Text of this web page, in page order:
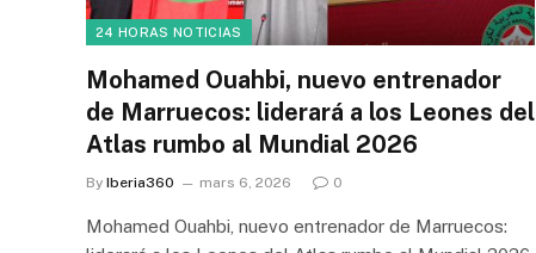
24 HORAS NOTICIAS
Mohamed Ouahbi, nuevo entrenador
de Marruecos: liderará a los Leones del
Atlas rumbo al Mundial 2026
By Iberia360 mars 6, 2026 0
Mohamed Ouahbi, nuevo entrenador de Marruecos: